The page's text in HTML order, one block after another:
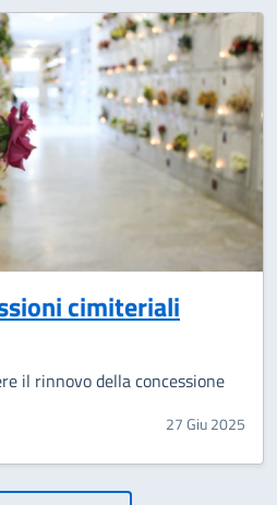
cimiteriali
il rinnovo della concessione
27 Giu 2025